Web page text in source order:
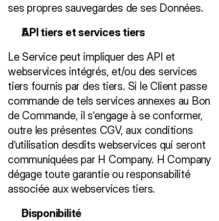
ses propres sauvegardes de ses Données.
API tiers et services tiers
Le Service peut impliquer des API et
webservices intégrés, et/ou des services
tiers fournis par des tiers. Si le Client passe
commande de tels services annexes au Bon
de Commande, il s’engage à se conformer,
outre les présentes CGV, aux conditions
d’utilisation desdits webservices qui seront
communiquées par H Company. H Company
dégage toute garantie ou responsabilité
associée aux webservices tiers.
Disponibilité